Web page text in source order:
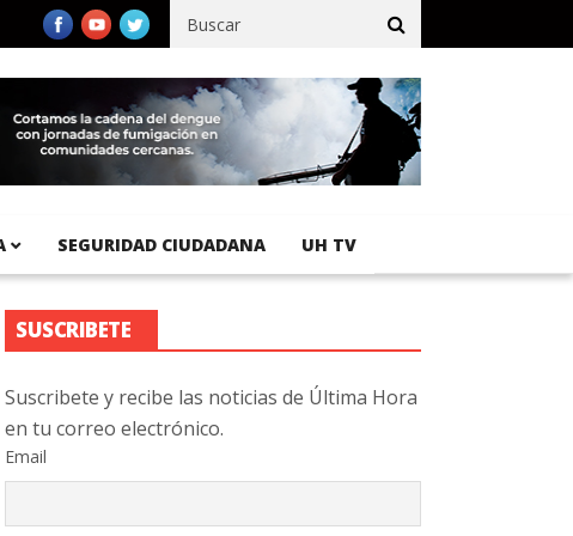
registra 92 % de avance en obras de terracería
SEGURIDAD CIUDADANA UH TV
SUSCRIBETE
Suscribete y recibe las noticias de Última Hora
en tu correo electrónico.
Email